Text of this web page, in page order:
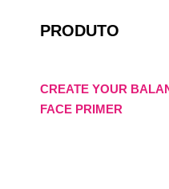
PRODUTO
CREATE YOUR
FACE PRIMER